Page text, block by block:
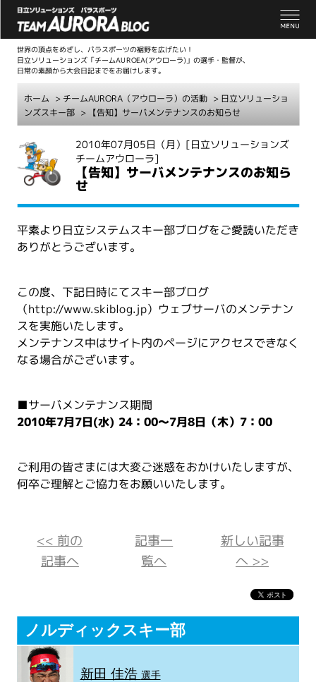
世界の頂点をめざし、パラスポーツの裾野を広げたい！
日立ソリューションズ「チームAUROEA(アウローラ)」の選手・監督が、
日常の素顔から大会日記までをお届けします。
ホーム > チームAURORA（アウローラ）の活動 > 日立ソリューショ
ンズスキー部 > 【告知】サーバメンテナンスのお知らせ
2010年07月05日（月） [日立ソリューションズ
チームアウローラ]
【告知】サーバメンテナンスのお知ら
せ
平素より日立システムスキー部ブログをご愛読いただき
ありがとうございます。
この度、下記日時にてスキー部ブログ
（http://www.skiblog.jp）ウェブサーバのメンテナン
スを実施いたします。
メンテナンス中はサイト内のページにアクセスできなく
なる場合がございます。
■サーバメンテナンス期間
2010年7月7日(水) 24：00～7月8日（木）7：00
ご利用の皆さまには大変ご迷惑をおかけいたしますが、
何卒ご理解とご協力をお願いいたします。
<< 前の
記事へ
記事一
覧へ
新しい記事
へ >>
ノルディックスキー部
新田 佳浩 選手